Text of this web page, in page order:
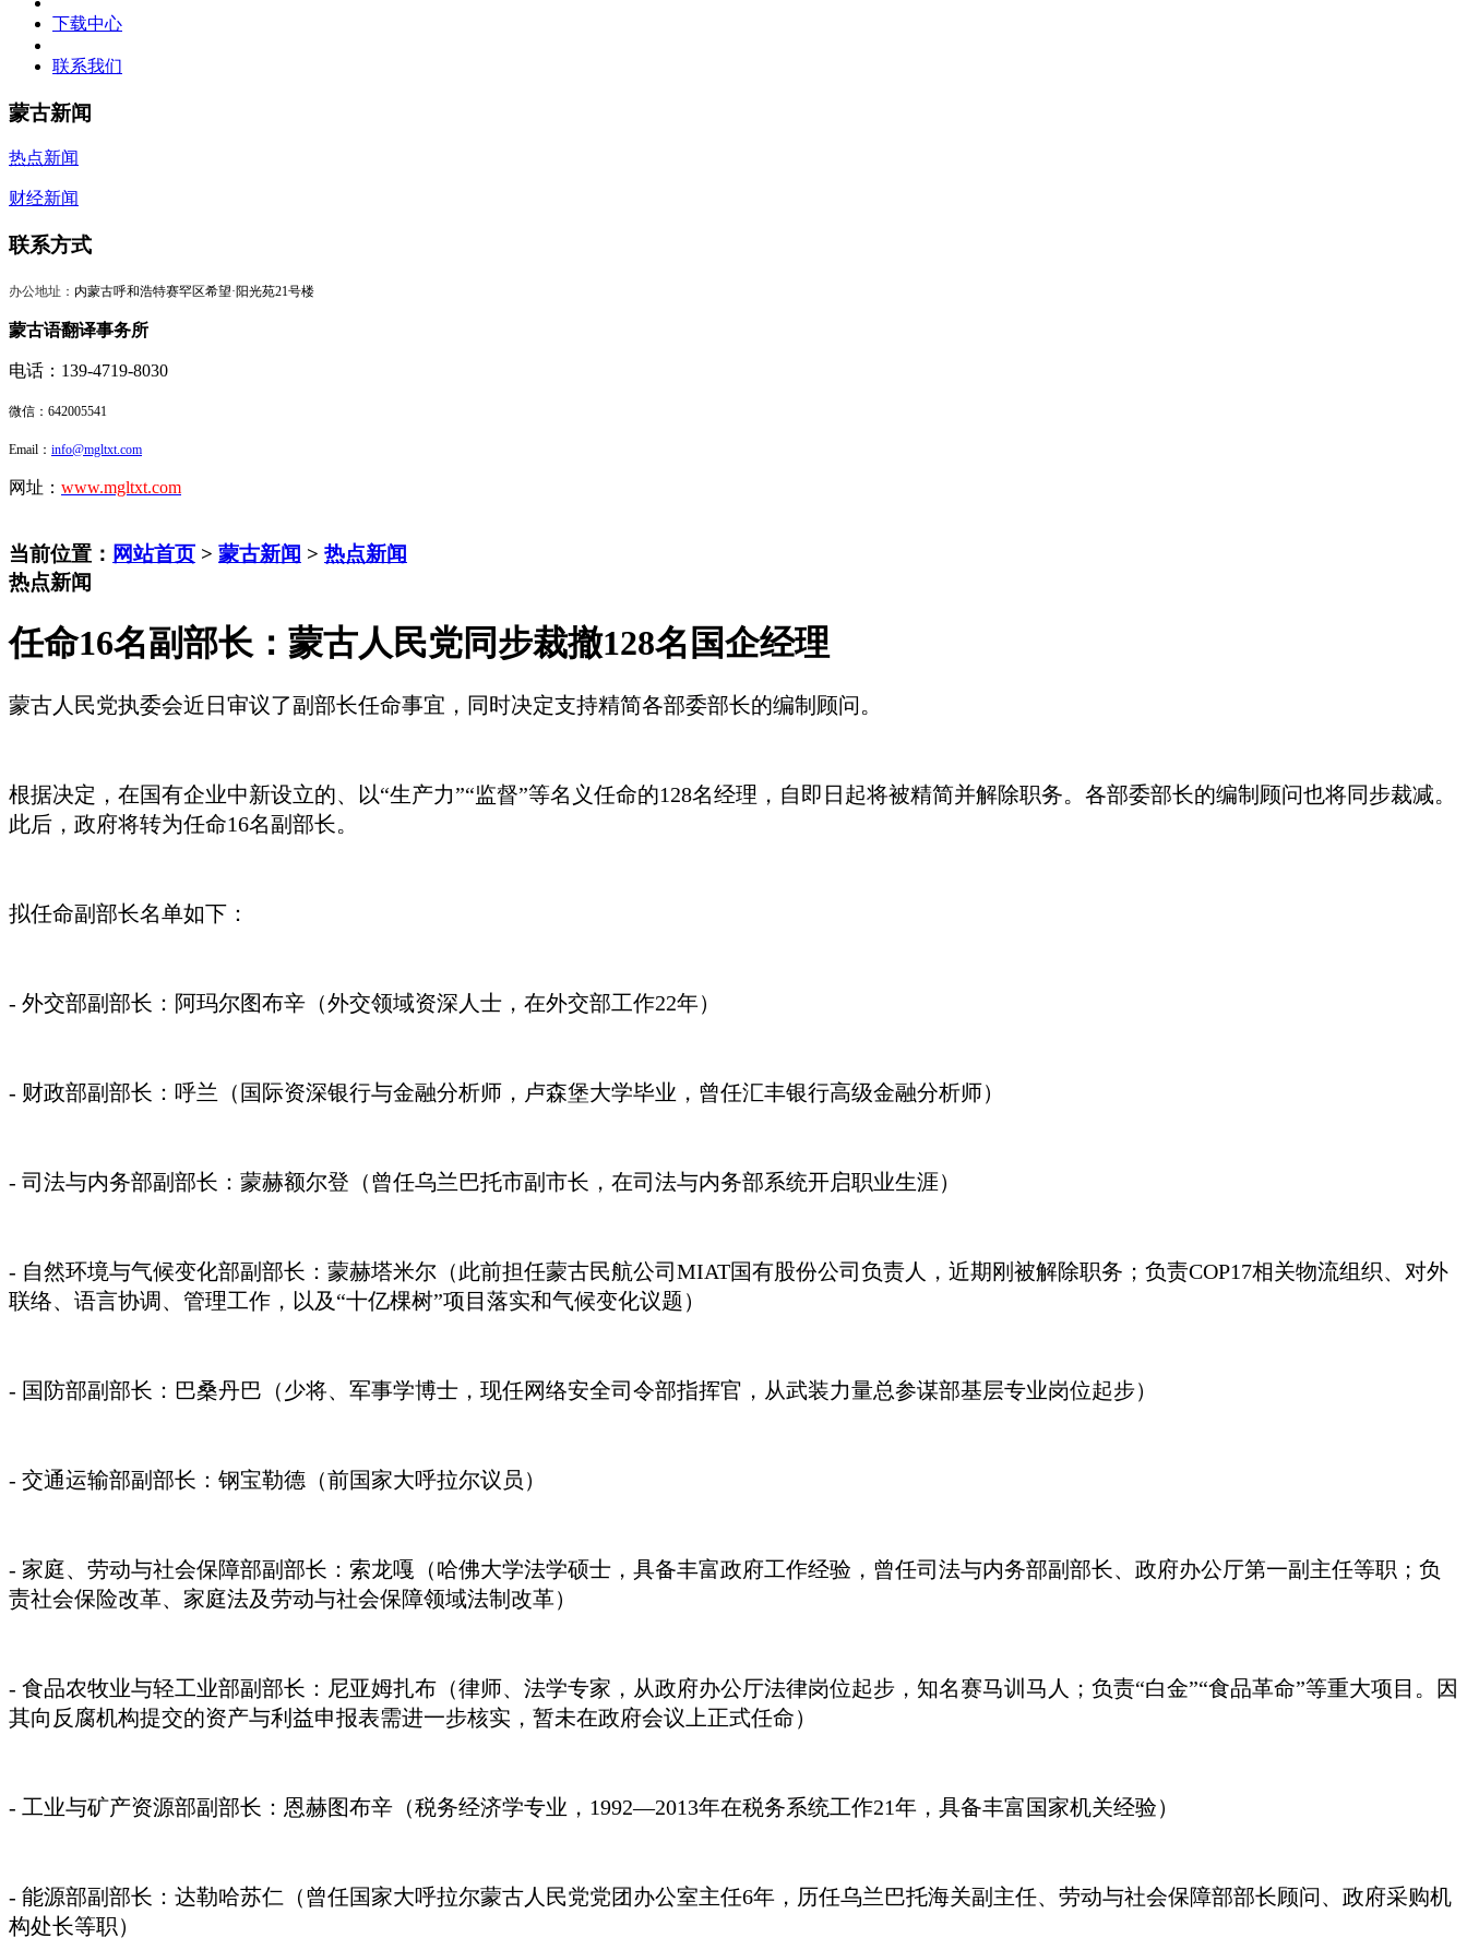
下载中心
联系我们
蒙古新闻
热点新闻
财经新闻
联系方式
办公地址： 内蒙古呼和浩特赛罕区希望·阳光苑21号楼
蒙古语翻译事务所
电话：139-4719-8030
微信： 642005541
Email： info@mgltxt.com
网址： www.mgltxt.com
当前位置： 网站首页 > 蒙古新闻 > 热点新闻
热点新闻
任命16名副部长：蒙古人民党同步裁撤128名国企经理
蒙古人民党执委会近日审议了副部长任命事宜，同时决定支持精简各部委部长的编制顾问。
根据决定，在国有企业中新设立的、以“生产力”“监督”等名义任命的128名经理，自即日起将被精简并解除职务。各部委部长的编制顾问也将同步裁减。
此后，政府将转为任命16名副部长。
拟任命副部长名单如下：
- 外交部副部长：阿玛尔图布辛（外交领域资深人士，在外交部工作22年）
- 财政部副部长：呼兰（国际资深银行与金融分析师，卢森堡大学毕业，曾任汇丰银行高级金融分析师）
- 司法与内务部副部长：蒙赫额尔登（曾任乌兰巴托市副市长，在司法与内务部系统开启职业生涯）
- 自然环境与气候变化部副部长：蒙赫塔米尔（此前担任蒙古民航公司MIAT国有股份公司负责人，近期刚被解除职务；负责COP17相关物流组织、对外
联络、语言协调、管理工作，以及“十亿棵树”项目落实和气候变化议题）
- 国防部副部长：巴桑丹巴（少将、军事学博士，现任网络安全司令部指挥官，从武装力量总参谋部基层专业岗位起步）
- 交通运输部副部长：钢宝勒德（前国家大呼拉尔议员）
- 家庭、劳动与社会保障部副部长：索龙嘎（哈佛大学法学硕士，具备丰富政府工作经验，曾任司法与内务部副部长、政府办公厅第一副主任等职；负
责社会保险改革、家庭法及劳动与社会保障领域法制改革）
- 食品农牧业与轻工业部副部长：尼亚姆扎布（律师、法学专家，从政府办公厅法律岗位起步，知名赛马训马人；负责“白金”“食品革命”等重大项目。因
其向反腐机构提交的资产与利益申报表需进一步核实，暂未在政府会议上正式任命）
- 工业与矿产资源部副部长：恩赫图布辛（税务经济学专业，1992—2013年在税务系统工作21年，具备丰富国家机关经验）
- 能源部副部长：达勒哈苏仁（曾任国家大呼拉尔蒙古人民党党团办公室主任6年，历任乌兰巴托海关副主任、劳动与社会保障部部长顾问、政府采购机
构处长等职）